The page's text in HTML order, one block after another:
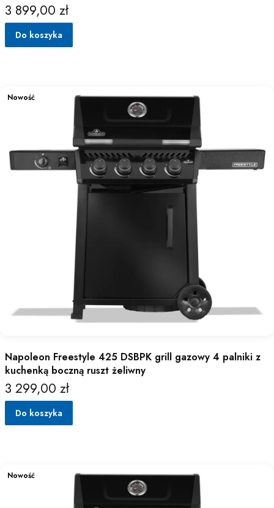
Cena
3 899,00 zł
Do koszyka
Nowość
Napoleon Freestyle 425 DSBPK grill gazowy 4 palniki z
kuchenką boczną ruszt żeliwny
Cena
3 299,00 zł
Do koszyka
Nowość